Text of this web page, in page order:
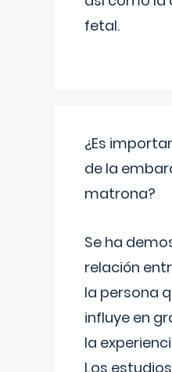
fetal.
¿Es
de la
matrona?
Se ha
relación
la persona
influye en
la
Los